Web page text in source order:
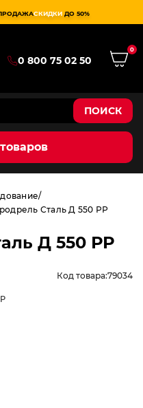
СКИДКИ ДО 50%
0 800 75 02 50
0
ПОИСК
Сталь Д 550 РР
Д 550 РР
Код товара:79034